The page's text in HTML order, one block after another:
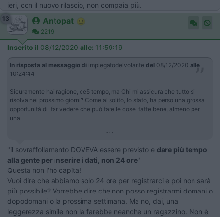
ieri, con il nuovo rilascio, non compaia più.
13 Antopat
2219
Inserito il 08/12/2020 alle: 11:59:19
In risposta al messaggio di impiegatodelvolante del 08/12/2020 alle
10:24:44
Sicuramente hai ragione, ce5 tempo, ma Chi mi assicura che tutto si
risolva nei prossimo giorni? Come al solito, lo stato, ha perso una grossa
opportunità di far vedere che può fare le cose fatte bene, almeno per
una
...
"il sovraffollamento DOVEVA essere previsto e dare più tempo
alla gente per inserire i dati, non 24 ore"
Questa non l'ho capita!
Vuoi dire che abbiamo solo 24 ore per registrarci e poi non sarà
più possibile? Vorrebbe dire che non posso registrarmi domani o
dopodomani o la prossima settimana. Ma no, dai, una
leggerezza simile non la farebbe neanche un ragazzino. Non è